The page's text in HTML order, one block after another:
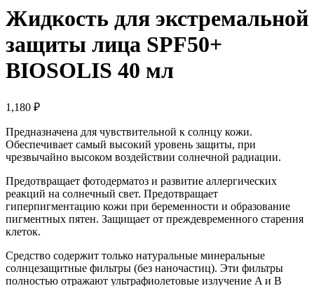
Жидкость для экстремальной
защиты лица SPF50+
BIOSOLIS 40 мл
1,180 ₽
Предназначена для чувствительной к солнцу кожи.
Обеспечивает самый высокий уровень защиты, при
чрезвычайно высоком воздействии солнечной радиации.
Предотвращает фотодерматоз и развитие аллергических
реакций на солнечный свет. Предотвращает
гиперпигментацию кожи при беременности и образование
пигментных пятен. Защищает от преждевременного старения
клеток.
Средство содержит только натуральные минеральные
солнцезащитные фильтры (без наночастиц). Эти фильтры
полностью отражают ультрафиолетовые излучение A и B